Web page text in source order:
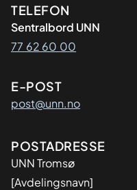
TELEFON
Sentralbord UNN
77 62 60 00
E-POST
post@unn.no
Adresse
POSTADRESSE
UNN Tromsø
[Avdelingsnavn]